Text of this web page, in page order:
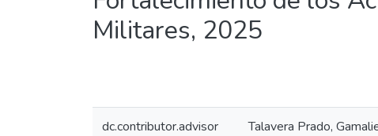
Militares, 2025
dc.contributor.advisor Talavera Prado,